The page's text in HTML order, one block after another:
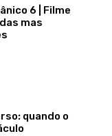
6 | Filme
mas
quando o